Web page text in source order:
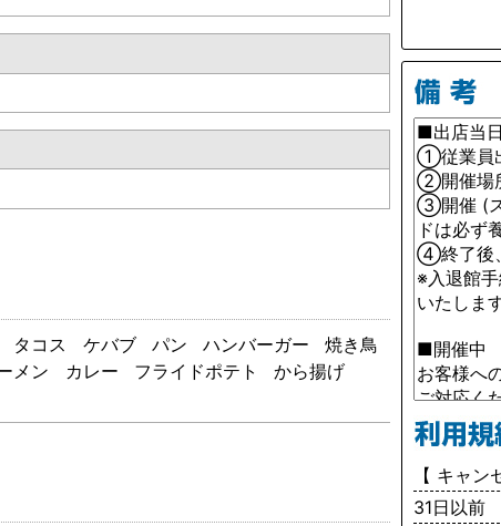
タコス ケバブ パン ハンバーガー
焼き鳥
メン カレー フライドポテト
から揚げ
【 キャン
31日以前